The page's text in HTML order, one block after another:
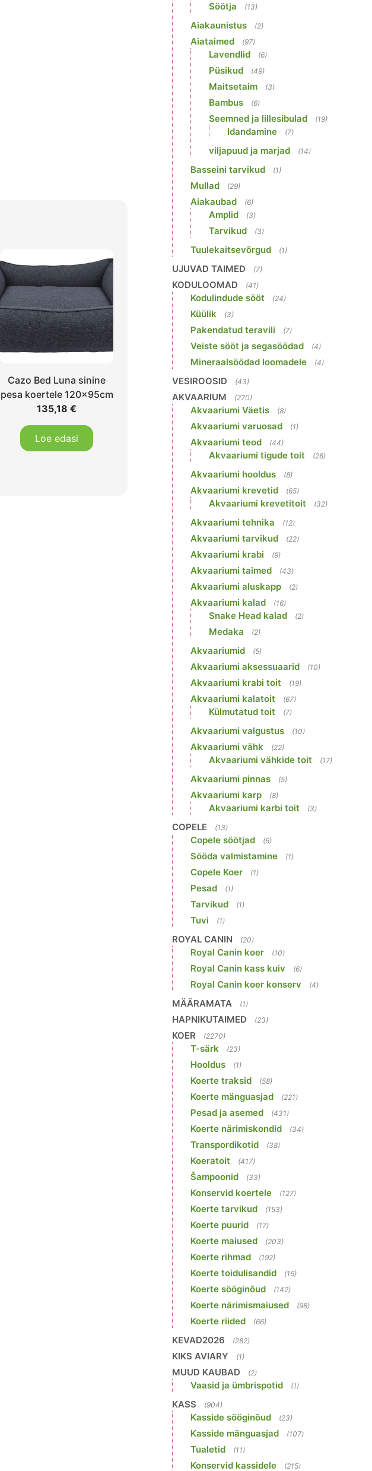
Cazo Bed Luna sinine
pesa koertele 120x95cm
135,18€
Loe edasi
Söötja (13)
Aiakaunistus (2)
Aiataimed (97)
Lavendlid (6)
Püsikud (49)
Maitsetaim (3)
Bambus (6)
Seemned ja lillesibulad (19)
Idandamine (7)
viljapuud ja marjad (14)
Basseini tarvikud (1)
Mullad (29)
Aiakaubad (6)
Amplid (3)
Tarvikud (3)
Tuulekaitsevõrgud (1)
UJUVAD TAIMED (7)
KODULOOMAD (41)
Kodulindude sööt (24)
Küülik (3)
Pakendatud teravili (7)
Veiste sööt ja segasöödad (4)
Mineraalsöödad loomadele (4)
VESIROOSID (43)
AKVAARIUM (270)
Akvaariumi Väetis (8)
Akvaariumi varuosad (1)
Akvaariumi teod (44)
Akvaariumi tigude toit (28)
Akvaariumi hooldus (8)
Akvaariumi krevetid (65)
Akvaariumi krevetitoit (32)
Akvaariumi tehnika (12)
Akvaariumi tarvikud (22)
Akvaariumi krabi (9)
Akvaariumi taimed (43)
Akvaariumi aluskapp (2)
Akvaariumi kalad (16)
Snake Head kalad (2)
Medaka (2)
Akvaariumid (5)
Akvaariumi aksessuaarid (10)
Akvaariumi krabi toit (19)
Akvaariumi kalatoit (67)
Külmutatud toit (7)
Akvaariumi valgustus (10)
Akvaariumi vähk (22)
Akvaariumi vähkide toit (17)
Akvaariumi pinnas (5)
Akvaariumi karp (8)
Akvaariumi karbi toit (3)
COPELE (13)
Copele söötjad (6)
Sööda valmistamine (1)
Copele Koer (1)
Pesad (1)
Tarvikud (1)
Tuvi (1)
ROYAL CANIN (20)
Royal Canin koer (10)
Royal Canin kass kuiv (6)
Royal Canin koer konserv (4)
MÄÄRAMATA (1)
HAPNIKUTAIMED (23)
KOER (2270)
T-särk (23)
Hooldus (1)
Koerte traksid (58)
Koerte mänguasjad (221)
Pesad ja asemed (431)
Koerte närimiskondid (34)
Transpordikotid (38)
Koeratoit (417)
Šampoonid (33)
Konservid koertele (127)
Koerte tarvikud (153)
Koerte puurid (17)
Koerte maiused (203)
Koerte rihmad (192)
Koerte toidulisandid (16)
Koerte sööginõud (142)
Koerte närimismaiused (98)
Koerte riided (66)
KEVAD2026 (282)
KIKS AVIARY (1)
MUUD KAUBAD (2)
Vaasid ja ümbrispotid (1)
KASS (904)
Kasside sööginõud (23)
Kasside mänguasjad (107)
Tualetid (11)
Konservid kassidele (215)